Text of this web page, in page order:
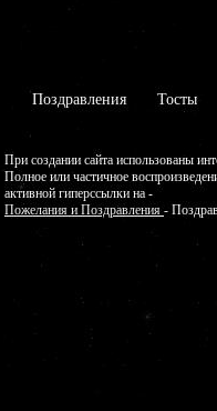
Поздравления Тосты
При создании сайта использованы
Полное или частичное
активной гиперссылки на -
Пожелания и Поздравления -